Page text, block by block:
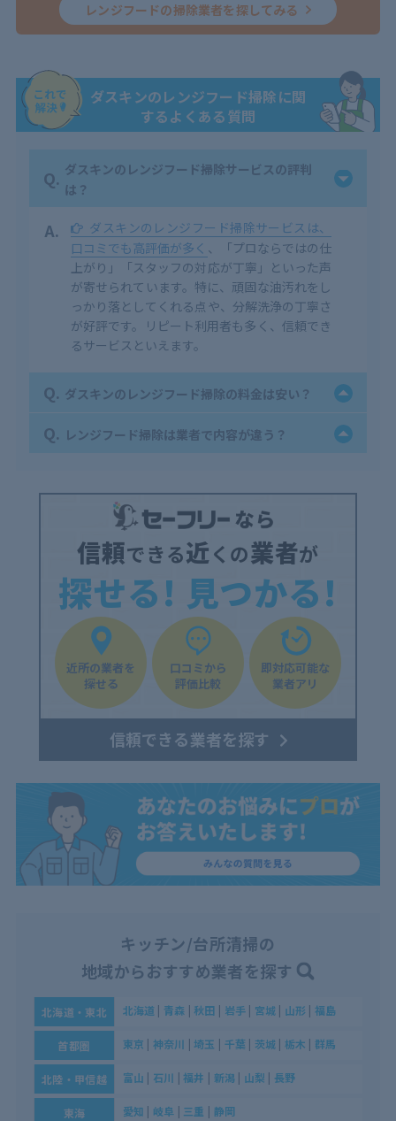
レンジフードの掃除業者を探してみる
ダスキンのレンジフード掃除に関
するよくある質問
Q. ダスキンのレンジフード掃除サービスの評判
は？
A.
ダスキンのレンジフード掃除サービスは、
口コミでも高評価が多く 、「プロならではの仕
上がり」「スタッフの対応が丁寧」といった声
が寄せられています。特に、頑固な油汚れをし
っかり落としてくれる点や、分解洗浄の丁寧さ
が好評です。リピート利用者も多く、信頼でき
るサービスといえます。
Q. ダスキンのレンジフード掃除の料金は安い？
Q. レンジフード掃除は業者で内容が違う？
信頼できる近くの業者が
探せる! 見つかる!
近所の業者を
探せる
口コミから
評価比較
即対応可能な
業者アリ
信頼できる業者を探す
キッチン/台所清掃の
地域からおすすめ業者を探す
北海道・東北 北海道 | 青森 | 秋田 | 岩手| 宮城| 山形|福島
首都圏 東京 |神奈川 | 埼玉 | 千葉| 茨城| 栃木 |群馬
北陸・甲信越 富山 | 石川 |福井 | 新潟| 山梨 | 長野
東海 愛知 | 岐阜 | 三重 | 静岡